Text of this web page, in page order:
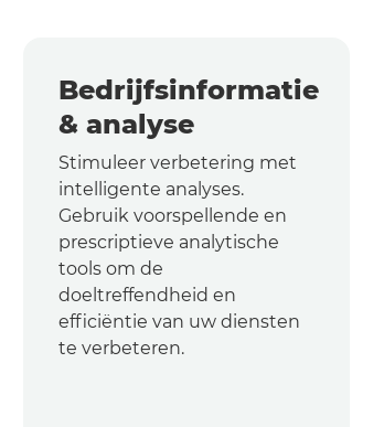
Bedrijfsinformatie
& analyse
Stimuleer verbetering met
intelligente analyses.
Gebruik voorspellende en
prescriptieve analytische
tools om de
doeltreffendheid en
efficiëntie van uw diensten
te verbeteren.